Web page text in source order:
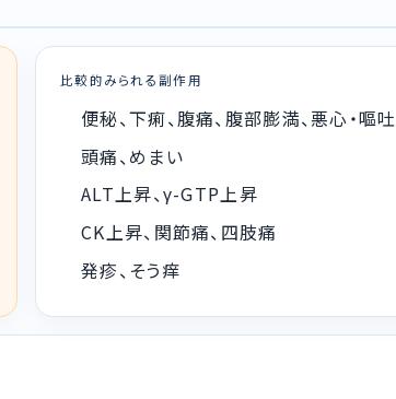
比較的みられる副作用
便秘、下痢、腹痛、腹部膨満、悪心・嘔吐
頭痛、めまい
ALT上昇、γ-GTP上昇
CK上昇、関節痛、四肢痛
発疹、そう痒